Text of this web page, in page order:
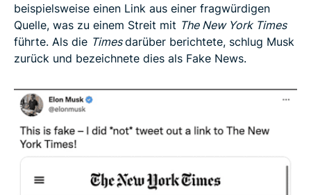
beispielsweise einen Link aus einer fragwürdigen
Quelle, was zu einem Streit mit The New York Times
führte. Als die Timesdarüber berichtete, schlug Musk
zurück und bezeichnete dies als Fake News.